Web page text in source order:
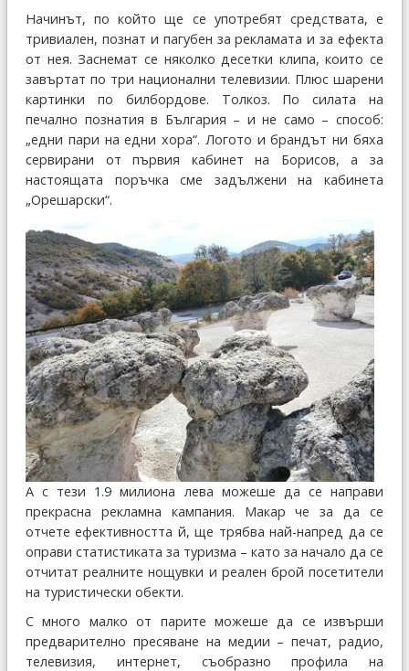
Начинът, по който ще се употребят средствата, е
тривиален, познат и пагубен за рекламата и за ефекта
от нея. Заснемат се няколко десетки клипа, които се
завъртат по три национални телевизии. Плюс шарени
картинки по билбордове. Толкоз. По силата на
печално познатия в България – и не само – способ:
„едни пари на едни хора“. Логото и брандът ни бяха
сервирани от първия кабинет на Борисов, а за
настоящата поръчка сме задължени на кабинета
„Орешарски“.
А с тези 1.9 милиона лева можеше да се направи
прекрасна рекламна кампания. Макар че за да се
отчете ефективността й, ще трябва най-напред да се
оправи статистиката за туризма – като за начало да се
отчитат реалните нощувки и реален брой посетители
на туристически обекти.
С много малко от парите можеше да се извърши
предварително пресяване на медии – печат, радио,
телевизия, интернет, съобразно профила на